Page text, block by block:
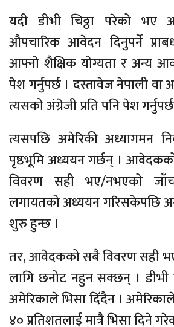
यदी डीभी चिठ्ठा परेको भए
औपचारिक आवेदन दिनुपर्ने
आफ्नो शैक्षिक योग्यता र अन्य
पेश गर्नुपर्छ । दस्तावेज नेपाली
त्यसको अंग्रेजी प्रति पनि पेश
त्यसपछि अमेरिकी अध्यागमन
पृष्ठभूमि अध्ययन गर्छन् ।
विवरण सही भए/नभएको
लगायतको अध्ययन गरिसकेपछि
शुरु हुन्छ ।
तर, आवेदकको सबै विवरण सही
लागि छनोट नहुन सक्छन् ।
अमेरिकाले भिसा दिँदैन ।
४० प्रतिशतलाई मात्रै भिसा दिने